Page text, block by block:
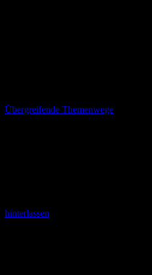
Übergreifende Themenwege
hinterlassen